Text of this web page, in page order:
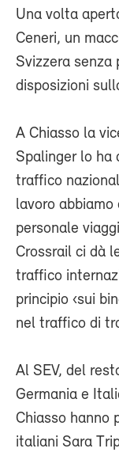
Una volta
Ceneri, un
Svizzera senza
disposizioni
A Chiasso la
Spalinger lo
traffico
lavoro
personale
Crossrail ci dà
traffico
principio ‹sui
nel traffico di
Al SEV, del
Germania e
Chiasso hanno
italiani Sara